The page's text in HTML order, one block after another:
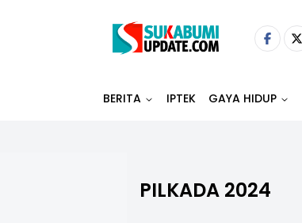
BERITA IPTEK GAYA HIDUP
PILKADA 2024